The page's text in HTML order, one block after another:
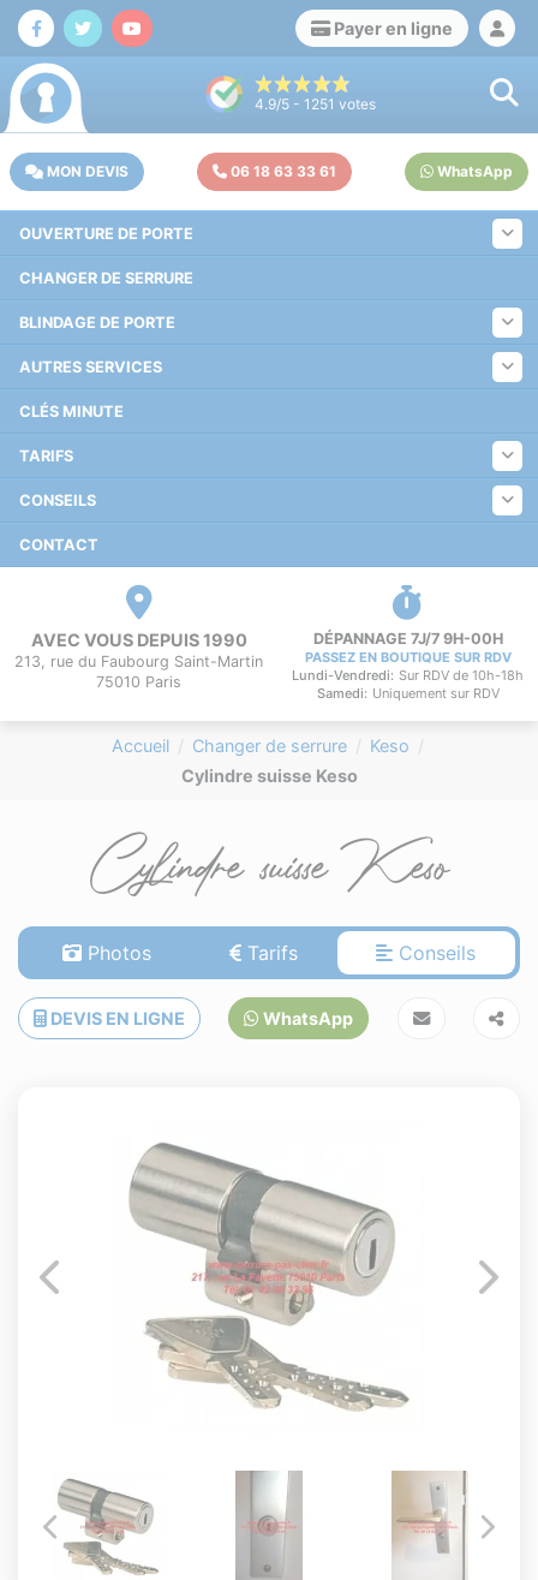
Payer en ligne
OUVERTURE DE PORTE
CHANGER DE SERRURE
BLINDAGE DE PORTE
AUTRES SERVICES
CLÉS MINUTE
TARIFS
CONSEILS
CONTACT
4.9/5 - 1251 votes
MON DEVIS 06 18 63 33 61 WhatsApp
AVEC VOUS DEPUIS 1990
213, rue du Faubourg Saint-Martin
75010 Paris
DÉPANNAGE 7J/7 9H-00H
PASSEZ EN BOUTIQUE SUR RDV
Lundi-Vendredi: Sur RDV de 10h-18h
Samedi: Uniquement sur RDV
Accueil Changer de serrure
Keso
Cylindre suisse Keso
Cylindre suisse Keso
Photos Tarifs Conseils
DEVIS EN LIGNE WhatsApp